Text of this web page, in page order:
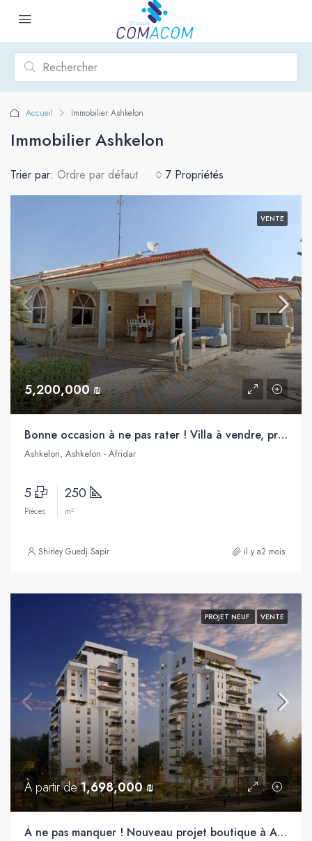
Accueil Immobilier Ashkelon
Immobilier Ashkelon
7 Propriétés
Trier par: Ordre par défaut
VENTE
5,200,000 ₪
Bonne occasion à ne pas rater ! Villa à vendre, proche de la mer, Afridar, Ashkelon
Ashkelon, Ashkelon - Afridar
5
Pièces
250
m²
Shirley Guedj Sapir il y a2 mois
PROJET NEUF VENTE
À partir de1,698,000 ₪
À ne pas manquer ! Nouveau projet boutique à Ashkelon, quartier neuf en plein développement !